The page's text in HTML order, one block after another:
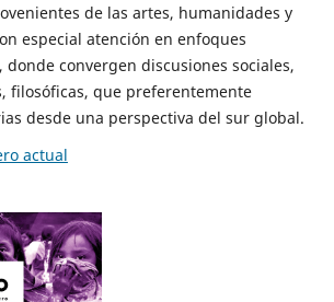
de las artes, humanidades y
especial atención en enfoques
convergen discusiones sociales,
filosóficas, que preferentemente
desde una perspectiva del sur global.
actual